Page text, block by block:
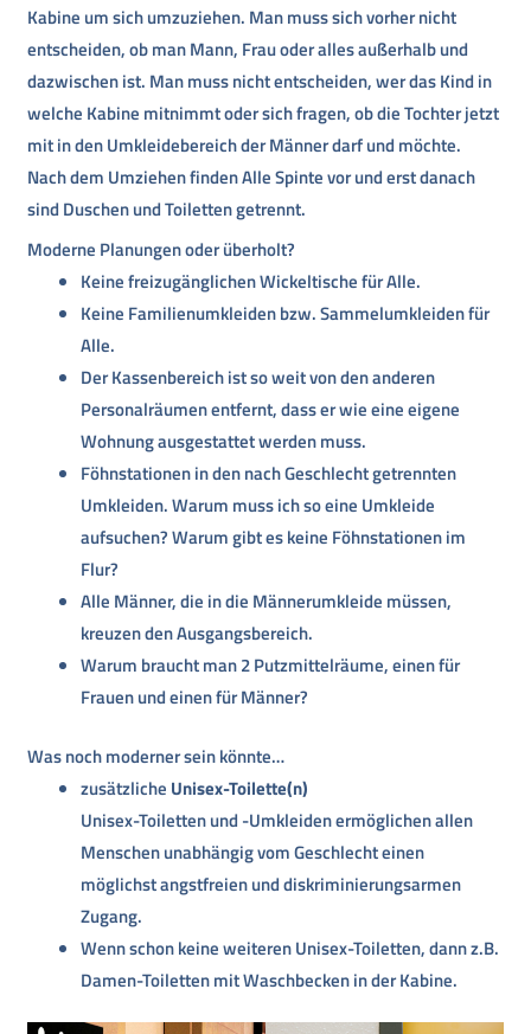
Kabine um sich umzuziehen. Man muss sich vorher nicht
entscheiden, ob man Mann, Frau oder alles außerhalb und
dazwischen ist. Man muss nicht entscheiden, wer das Kind in
welche Kabine mitnimmt oder sich fragen, ob die Tochter jetzt
mit in den Umkleidebereich der Männer darf und möchte.
Nach dem Umziehen finden Alle Spinte vor und erst danach
sind Duschen und Toiletten getrennt.
Moderne Planungen oder überholt?
Keine freizugänglichen Wickeltische für Alle.
Keine Familienumkleiden bzw. Sammelumkleiden für
Alle.
Der Kassenbereich ist so weit von den anderen
Personalräumen entfernt, dass er wie eine eigene
Wohnung ausgestattet werden muss.
Föhnstationen in den nach Geschlecht getrennten
Umkleiden. Warum muss ich so eine Umkleide
aufsuchen? Warum gibt es keine Föhnstationen im
Flur?
Alle Männer, die in die Männerumkleide müssen,
kreuzen den Ausgangsbereich.
Warum braucht man 2 Putzmittelräume, einen für
Frauen und einen für Männer?
Was noch moderner sein könnte…
zusätzliche Unisex-Toilette(n)
Unisex-Toiletten und -Umkleiden ermöglichen allen
Menschen unabhängig vom Geschlecht einen
möglichst angstfreien und diskriminierungsarmen
Zugang.
Wenn schon keine weiteren Unisex-Toiletten, dann z.B.
Damen-Toiletten mit Waschbecken in der Kabine.